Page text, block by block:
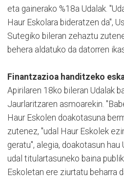
eta gainerako %18a Udalak.
Haur Eskolara bideratzen da",
Sutegiko bileran zehaztu
behera aldatuko da datorren
Finantzazioa handitzeko
Apirilaren 18ko bileran Udalak
Jaurlaritzaren asmoarekin.
Haur Eskolen doakotasuna
zutenez, "udal Haur Eskolek
geratu", alegia, doakotasun hau
udal titulartasuneko baina
Eskoletan ere ziurtatu beharra